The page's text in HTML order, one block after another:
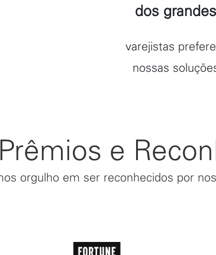
dos grandes
varejistas
nossas
Prêmios e
orgulho em ser reconhecidos por